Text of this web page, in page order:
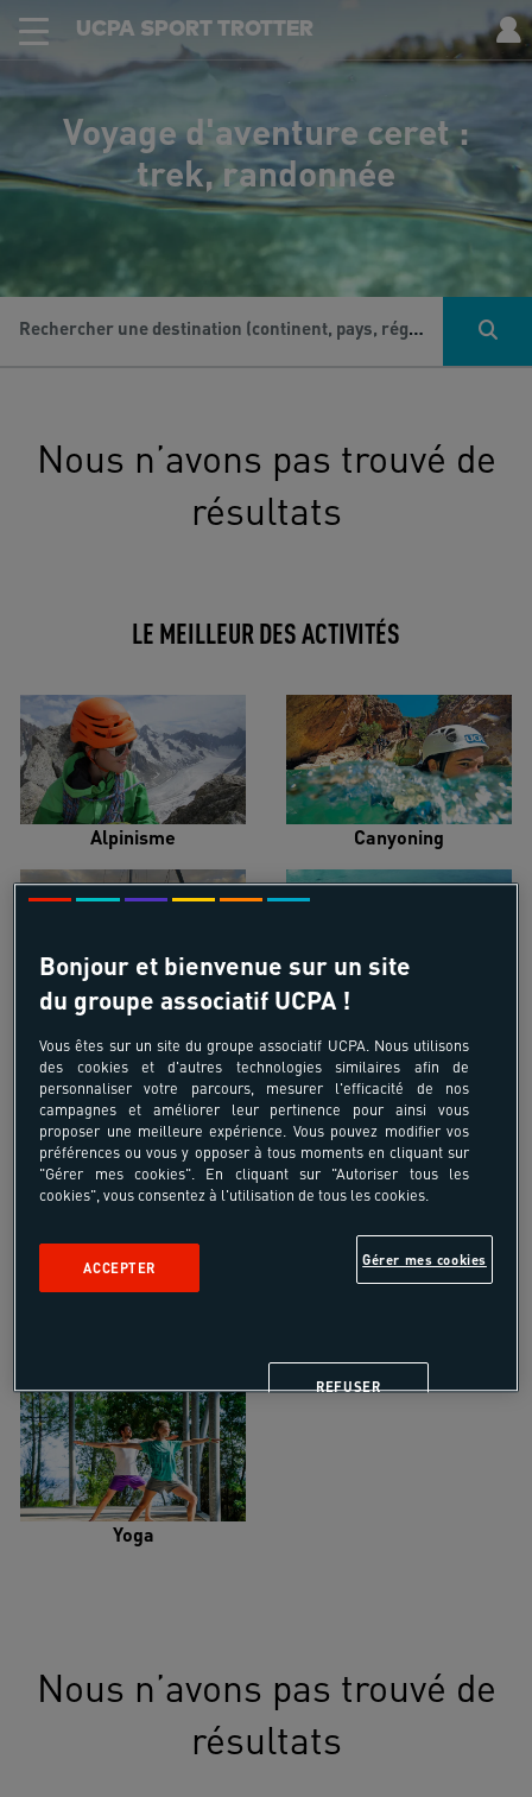
UCPA SPORT TROTTER
Voyage d'aventure ceret :
trek, randonnée
Rechercher une destination (continent, pays, région...), une activité...
Nous n’avons pas trouvé de
résultats
LE MEILLEUR DES ACTIVITÉS
Alpinisme Canyoning
Croisière voilier Kayak de mer
Trail Trek-Randonnée pédestre
Vélo de randonnée
Yoga
Nous n’avons pas trouvé de
résultats
Bonjour et bienvenue sur un site
du groupe associatif UCPA !
Vous êtes sur un site du groupe associatif UCPA. Nous utilisons
des cookies et d'autres technologies similaires afin de
personnaliser votre parcours, mesurer l'efficacité de nos
campagnes et améliorer leur pertinence pour ainsi vous
proposer une meilleure expérience. Vous pouvez modifier vos
préférences ou vous y opposer à tous moments en cliquant sur
"Gérer mes cookies". En cliquant sur "Autoriser tous les
cookies", vous consentez à l'utilisation de tous les cookies.
Gérer mes cookies
REFUSER
ACCEPTER